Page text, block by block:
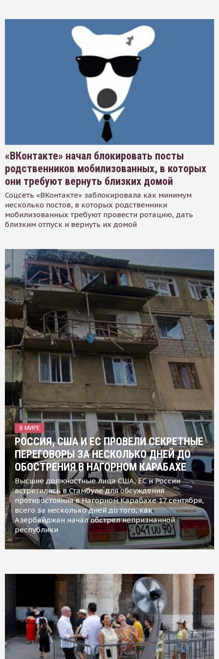
«ВКонтакте» начал блокировать посты
родственников мобилизованных, в которых
они требуют вернуть близких домой
Соцсеть «ВКонтакте» заблокировала как минимум
несколько постов, в которых родственники
мобилизованных требуют провести ротацию, дать
близким отпуск и вернуть их домой
В МИРЕ
РОССИЯ, США И ЕС ПРОВЕЛИ СЕКРЕТНЫЕ
ПЕРЕГОВОРЫ ЗА НЕСКОЛЬКО ДНЕЙ ДО
ОБОСТРЕНИЯ В НАГОРНОМ КАРАБАХЕ
Высшие должностные лица США, ЕС и России
встретились в Стамбуле для обсуждения
противостояния в Нагорном Карабахе 17 сентября,
всего за несколько дней до того, как
Азербайджан начал обстрел непризнанной
республики